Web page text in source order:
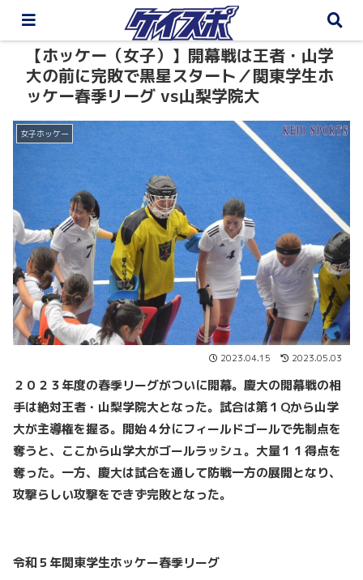
【ホッケー（女子）】開幕戦は王者・山学
大の前に完敗で黒星スタート／関東学生ホ
ッケー春季リーグ vs山梨学院大
女子ホッケー
2023.04.15 2023.05.03
２０２３年度の春季リーグがついに開幕。慶大の開幕戦の相
手は絶対王者・山梨学院大となった。試合は第１Qから山学
大が主導権を握る。開始４分にフィールドゴールで先制点を
奪うと、ここから山学大がゴールラッシュ。大量１１得点を
奪った。一方、慶大は試合を通して防戦一方の展開となり、
攻撃らしい攻撃をできず完敗となった。
令和５年関東学生ホッケー春季リーグ